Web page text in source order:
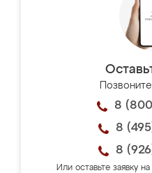
8
8
8
Или оставьте заявку